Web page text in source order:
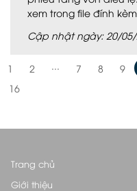
xem trong file đính
Cập nhật ngày: 20/05/
1 2 7 8 9
16
Trang chủ
Giới thiệu